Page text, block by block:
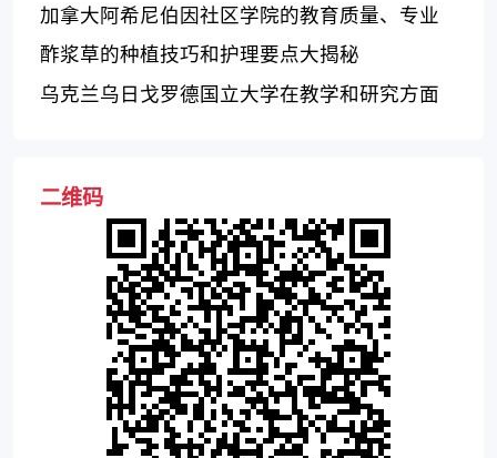
加拿大阿希尼伯因社区学院的教育质量、专业
课程和特色活动如何？
酢浆草的种植技巧和护理要点大揭秘
乌克兰乌日戈罗德国立大学在教学和研究方面
二维码